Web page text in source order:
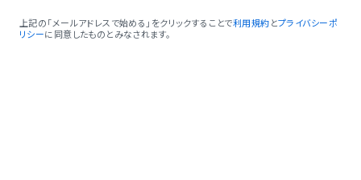
上記の「メールアドレスで始める」をクリックすることで利用規約 とプライバシーポ
リシーに同意したものとみなされます。